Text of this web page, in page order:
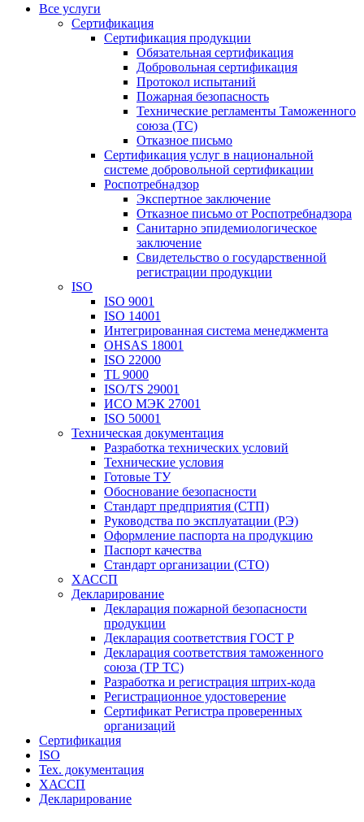
Все услуги
Сертификация
Сертификация продукции
Обязательная сертификация
Добровольная сертификация
Протокол испытаний
Пожарная безопасность
Технические регламенты Таможенного
союза (ТС)
Отказное письмо
Сертификация услуг в национальной
системе добровольной сертификации
Роспотребнадзор
Экспертное заключение
Отказное письмо от Роспотребнадзора
Санитарно эпидемиологическое
заключение
Свидетельство о государственной
регистрации продукции
ISO
ISO 9001
ISO 14001
Интегрированная система менеджмента
OHSAS 18001
ISO 22000
TL 9000
ISO/TS 29001
ИСО МЭК 27001
ISO 50001
Техническая документация
Разработка технических условий
Технические условия
Готовые ТУ
Обоснование безопасности
Стандарт предприятия (СТП)
Руководства по эксплуатации (РЭ)
Оформление паспорта на продукцию
Паспорт качества
Стандарт организации (СТО)
ХАССП
Декларирование
Декларация пожарной безопасности
продукции
Декларация соответствия ГОСТ Р
Декларация соответствия таможенного
союза (ТР ТС)
Разработка и регистрация штрих-кода
Регистрационное удостоверение
Сертификат Регистра проверенных
организаций
Сертификация
ISO
Тех. документация
ХАССП
Декларирование